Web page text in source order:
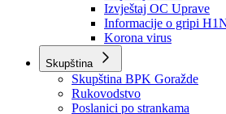
Obavještenja Vlade
Izvještajno prognozna
Izvještaj o radu
Izvještaj OC Uprave
Informacije o gripi
Korona virus
Skupština